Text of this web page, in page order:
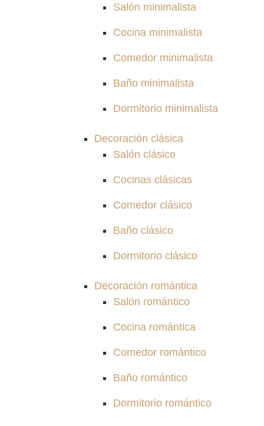
Salón minimalista
Cocina minimalista
Comedor minimalista
Baño minimalista
Dormitorio minimalista
Decoración clásica
Salón clásico
Cocinas clásicas
Comedor clásico
Baño clásico
Dormitorio clásico
Decoración romántica
Salón romántico
Cocina romántica
Comedor romántico
Baño romántico
Dormitorio romántico